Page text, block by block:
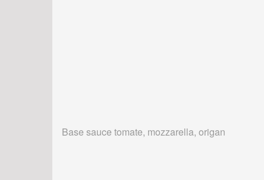
Base sauce tomate, mozzarella, origan